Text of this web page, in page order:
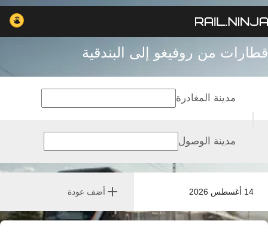
قطارات من روفيغو إلى البندقية
14 أغسطس 2026 أضف عودة
مدينة المغادرة
مدينة الوصول